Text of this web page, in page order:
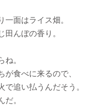
一面はライス畑。
田んぼの香り。
ね。
が食べに来るので、
で追い払うんだそう。
だ。